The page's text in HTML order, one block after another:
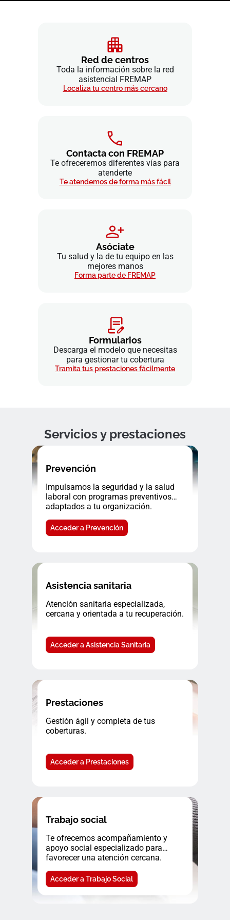
Red de centros
Toda la información sobre la red
asistencial FREMAP
Localiza tu centro más cercano
Contacta con FREMAP
Te ofreceremos diferentes vías para
atenderte
Te atendemos de forma más fácil
Asóciate
Tu salud y la de tu equipo en las
mejores manos
Forma parte de FREMAP
Formularios
Descarga el modelo que necesitas
para gestionar tu cobertura
Tramita tus prestaciones fácilmente
Servicios y prestaciones
Prevención
Impulsamos la seguridad y la salud
laboral con programas preventivos
adaptados a tu organización.
Acceder a Prevención
Asistencia sanitaria
Atención sanitaria especializada,
cercana y orientada a tu recuperación.
Acceder a Asistencia Sanitaria
Prestaciones
Gestión ágil y completa de tus
coberturas.
Acceder a Prestaciones
Trabajo social
Te ofrecemos acompañamiento y
apoyo social especializado para
favorecer una atención cercana.
Acceder a Trabajo Social